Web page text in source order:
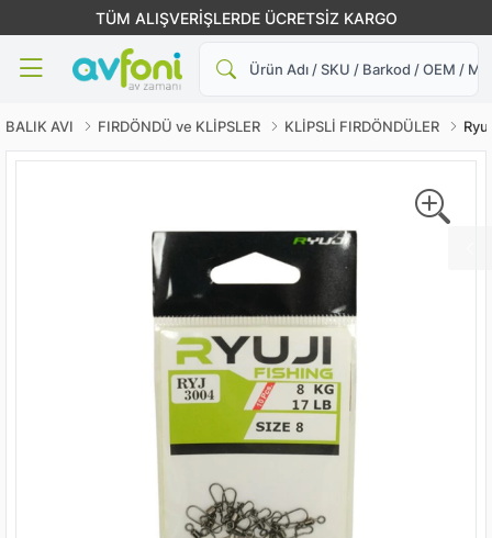
TÜM ALIŞVERİŞLERDE ÜCRETSİZ KARGO
BALIK AVI FIRDÖNDÜ ve KLİPSLER KLİPSLİ FIRDÖNDÜLER